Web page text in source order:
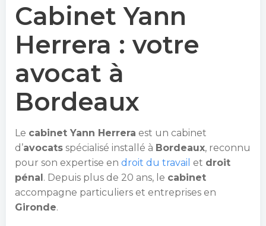
Cabinet Yann
Herrera : votre
avocat à
Bordeaux
Le cabinet Yann Herrera est un cabinet
d’avocats spécialisé installé à Bordeaux, reconnu
pour son expertise en droit du travail et droit
pénal. Depuis plus de 20 ans, le cabinet
accompagne particuliers et entreprises en
Gironde.